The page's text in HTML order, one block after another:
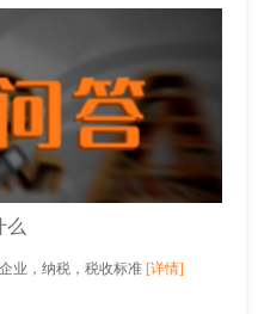
么
业，纳税，税收标准 [详情]